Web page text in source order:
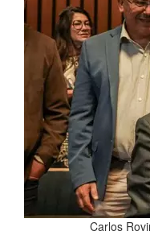
Carlos